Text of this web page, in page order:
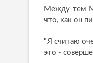
Между тем
что, как он
"Я считаю
это -